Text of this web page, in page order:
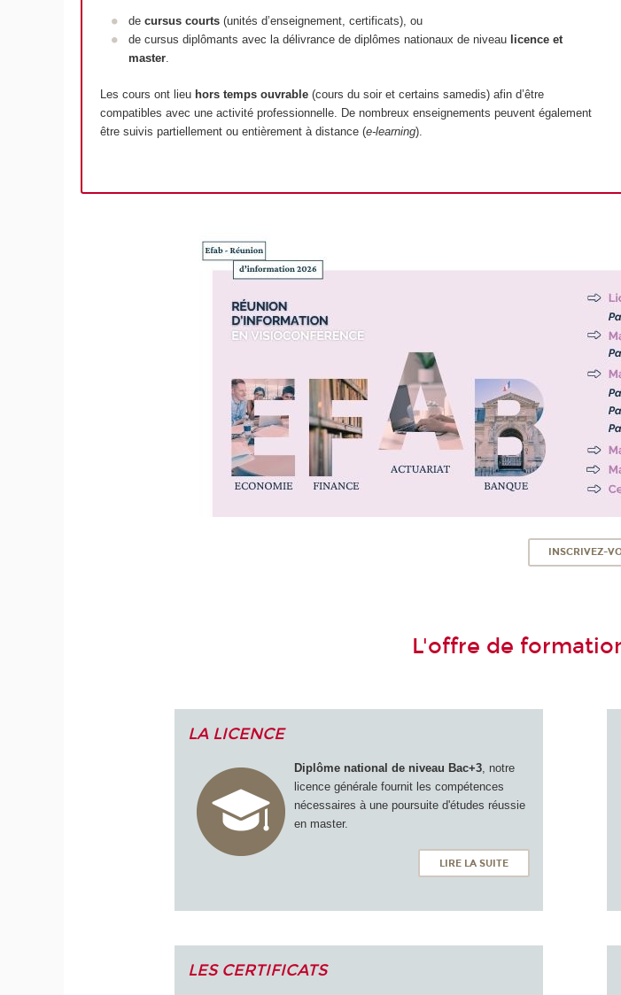
decursus courts (unités d’enseignement, certificats), ou
de cursus diplômants avec la délivrance de diplômes nationaux de niveau licence et
master.
Les cours ont lieu hors temps ouvrable(cours du soir et certains samedis) afin d’être
compatibles avec une activité professionnelle. De nombreux enseignements peuvent également
être suivis partiellement ou entièrement à distance (e-learning).
INSCRIVEZ-
L'offre de
LA LICENCE
Diplôme national de niveau Bac+3, notre
licence générale fournit les compétences
nécessaires à une poursuite d'études réussie
en master.
LIRE LA SUITE
LES CERTIFICATS